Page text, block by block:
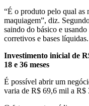
“É o produto pelo qual as
maquiagem”, diz.
saindo do básico e
corretivos e bases líquidas.
Investimento inicial de
18 e 36 meses
É possível abrir um
varia de R$ 69,6 mil a R$